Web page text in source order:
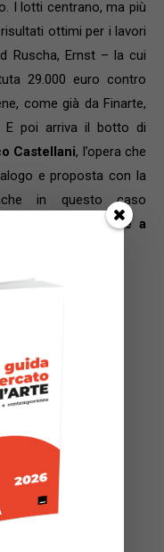
I lotti centrano, ma più
ottimi per i lavori
Ruscha, Ernst – la cui
29.000 euro contro
come già da Finarte,
E poi arriva il botto di
Castellani, l’opera che
e proposta con la
in questo caso
martello che batte a